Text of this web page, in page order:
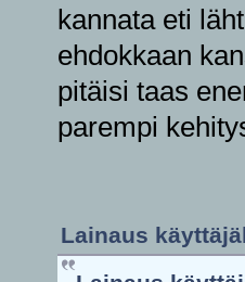
kannata eti
ehdokkaan
pitäisi taas
parempi
Lainaus